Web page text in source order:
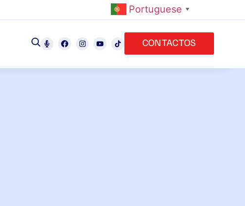
Portuguese ▼
CONTACTOS